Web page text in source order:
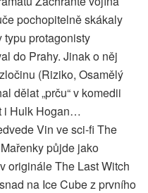
pochopitelně skákaly
protagonisty
do Prahy. Jinak o něj
(Riziko, Osamělý
dělat „prču“ v komedii
i Hulk Hogan…
Vin ve sci-fi The
půjde jako
originále The Last Witch
na Ice Cube z prvního